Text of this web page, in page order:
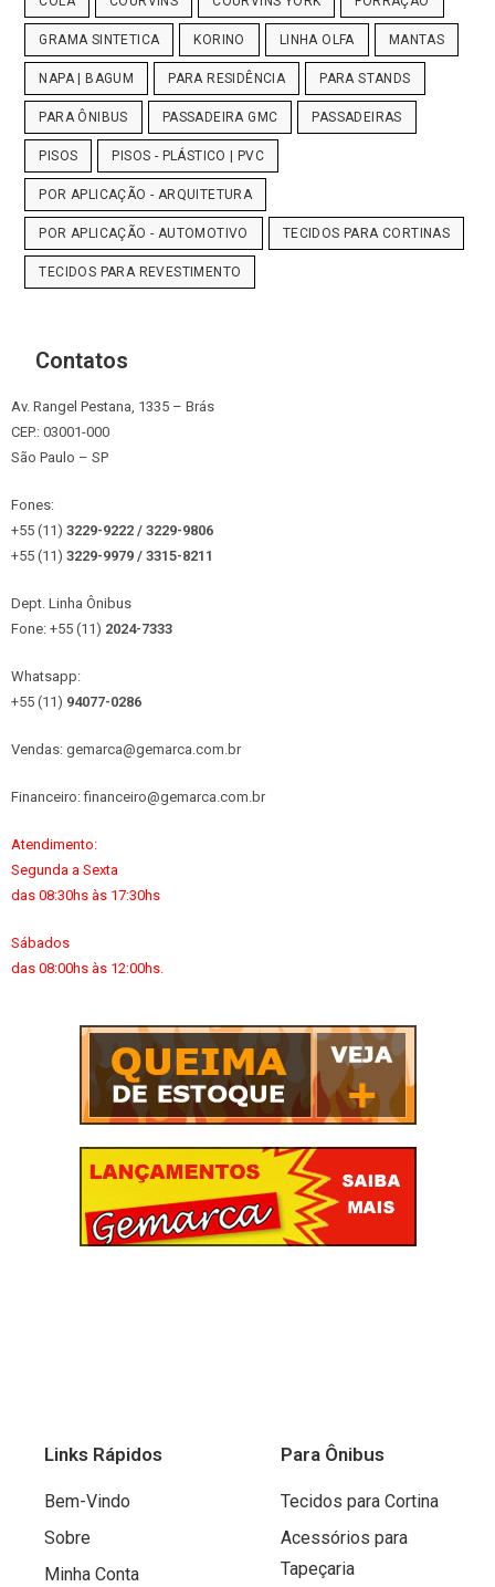
GRAMA SINTETICA KORINO LINHA OLFA MANTAS
NAPA | BAGUM PARA RESIDÊNCIA PARA STANDS
PARA ÔNIBUS PASSADEIRA GMC PASSADEIRAS
PISOS PISOS - PLÁSTICO | PVC
POR APLICAÇÃO - ARQUITETURA
POR APLICAÇÃO - AUTOMOTIVO TECIDOS PARA CORTINAS
TECIDOS PARA REVESTIMENTO
Contatos
Av. Rangel Pestana, 1335 – Brás
CEP.: 03001-000
São Paulo – SP
Fones:
+55 (11) 3229-9222 / 3229-9806
+55 (11) 3229-9979 / 3315-8211
Dept. Linha Ônibus
Fone: +55 (11) 2024-7333
Whatsapp:
+55 (11) 94077-0286
Vendas: gemarca@gemarca.com.br
Financeiro: financeiro@gemarca.com.br
Atendimento:
Segunda a Sexta
das 08:30hs às 17:30hs
Sábados
das 08:00hs às 12:00hs.
Links Rápidos
Bem-Vindo
Sobre
Minha Conta
Para Ônibus
Tecidos para Cortina
Acessórios para
Tapeçaria